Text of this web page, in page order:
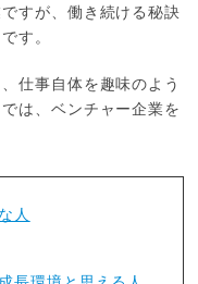
すが、働き続ける秘訣
す。
仕事自体を趣味のよう
は、ベンチャー企業を
人